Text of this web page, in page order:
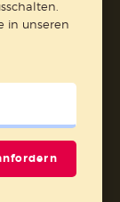
in unseren